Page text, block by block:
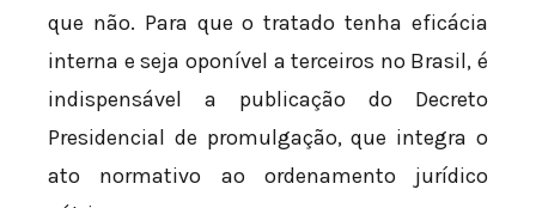
que não. Para que o tratado tenha eficácia
interna e seja oponível a terceiros no Brasil, é
indispensável a publicação do Decreto
Presidencial de promulgação, que integra o
ato normativo ao ordenamento jurídico